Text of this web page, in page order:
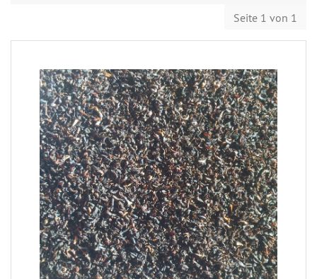
Seite 1 von 1